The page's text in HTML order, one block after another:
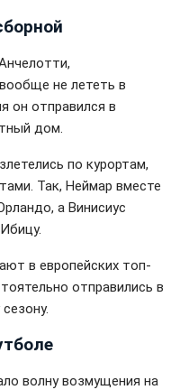
не лететь в
он отправился в
дом.
по курортам,
Так, Неймар вместе
а Винисиус
в европейских топ-
отправились в
волну возмущения на